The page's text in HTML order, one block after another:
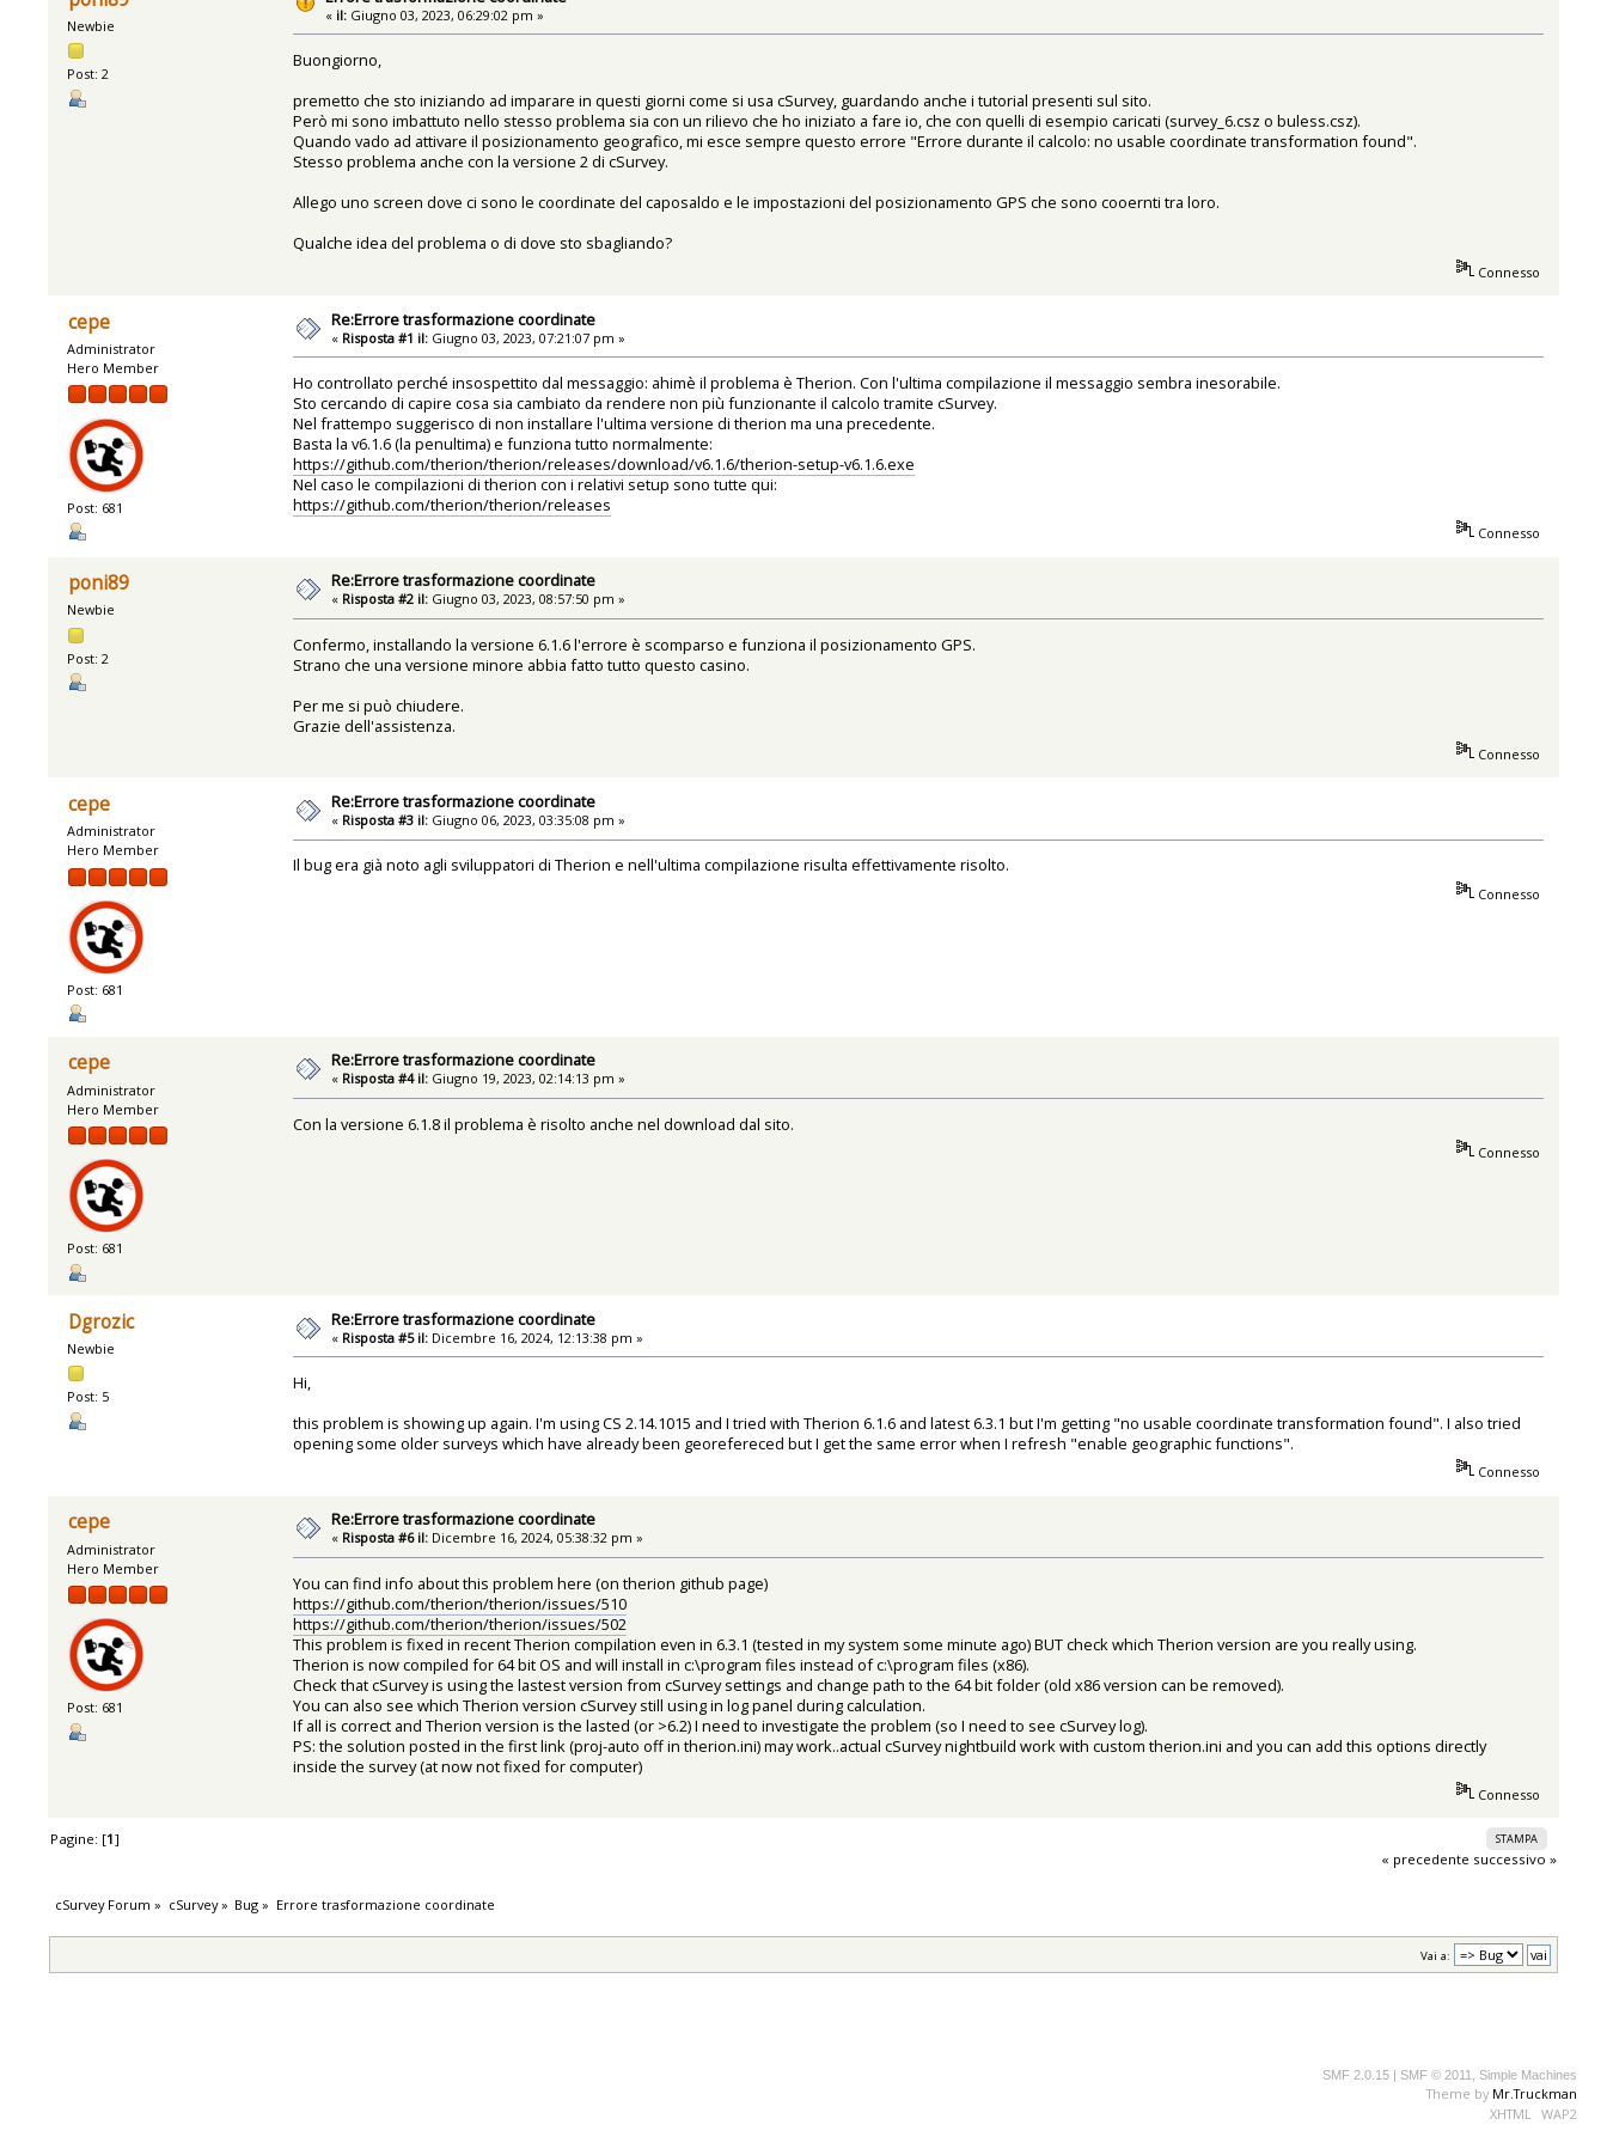
Newbie
Post: 2
« il: Giugno 03, 2023, 06:29:02 pm »
Buongiorno,
premetto che sto iniziando ad imparare in questi giorni come si usa cSurvey, guardando anche i tutorial presenti sul sito.
Però mi sono imbattuto nello stesso problema sia con un rilievo che ho iniziato a fare io, che con quelli di esempio caricati (survey_6.csz o buless.csz).
Quando vado ad attivare il posizionamento geografico, mi esce sempre questo errore "Errore durante il calcolo: no usable coordinate transformation found".
Stesso problema anche con la versione 2 di cSurvey.
Allego uno screen dove ci sono le coordinate del caposaldo e le impostazioni del posizionamento GPS che sono cooernti tra loro.
Qualche idea del problema o di dove sto sbagliando?
Connesso
cepe
Administrator
Hero Member
Post: 681
Re:Errore trasformazione coordinate
« Risposta #1 il: Giugno 03, 2023, 07:21:07 pm »
Ho controllato perché insospettito dal messaggio: ahimè il problema è Therion. Con l'ultima compilazione il messaggio sembra inesorabile.
Sto cercando di capire cosa sia cambiato da rendere non più funzionante il calcolo tramite cSurvey.
Nel frattempo suggerisco di non installare l'ultima versione di therion ma una precedente.
Basta la v6.1.6 (la penultima) e funziona tutto normalmente:
https://github.com/therion/therion/releases/download/v6.1.6/therion-setup-v6.1.6.exe
Nel caso le compilazioni di therion con i relativi setup sono tutte qui:
https://github.com/therion/therion/releases
Connesso
poni89
Newbie
Post: 2
Re:Errore trasformazione coordinate
« Risposta #2 il: Giugno 03, 2023, 08:57:50 pm »
Confermo, installando la versione 6.1.6 l'errore è scomparso e funziona il posizionamento GPS.
Strano che una versione minore abbia fatto tutto questo casino.
Per me si può chiudere.
Grazie dell'assistenza.
Connesso
cepe
Administrator
Hero Member
Post: 681
Re:Errore trasformazione coordinate
« Risposta #3 il: Giugno 06, 2023, 03:35:08 pm »
Il bug era già noto agli sviluppatori di Therion e nell'ultima compilazione risulta effettivamente risolto.
Connesso
cepe
Administrator
Hero Member
Post: 681
Re:Errore trasformazione coordinate
« Risposta #4 il: Giugno 19, 2023, 02:14:13 pm »
Con la versione 6.1.8 il problema è risolto anche nel download dal sito.
Connesso
Dgrozic
Newbie
Post: 5
Re:Errore trasformazione coordinate
« Risposta #5 il: Dicembre 16, 2024, 12:13:38 pm »
Hi,
this problem is showing up again. I'm using CS 2.14.1015 and I tried with Therion 6.1.6 and latest 6.3.1 but I'm getting "no usable coordinate transformation found". I also tried
opening some older surveys which have already been georefereced but I get the same error when I refresh "enable geographic functions".
Connesso
cepe
Administrator
Hero Member
Post: 681
Re:Errore trasformazione coordinate
« Risposta #6 il: Dicembre 16, 2024, 05:38:32 pm »
You can find info about this problem here (on therion github page)
https://github.com/therion/therion/issues/510
https://github.com/therion/therion/issues/502
This problem is fixed in recent Therion compilation even in 6.3.1 (tested in my system some minute ago) BUT check which Therion version are you really using.
Therion is now compiled for 64 bit OS and will install in c:\program files instead of c:\program files (x86).
Check that cSurvey is using the lastest version from cSurvey settings and change path to the 64 bit folder (old x86 version can be removed).
You can also see which Therion version cSurvey still using in log panel during calculation.
If all is correct and Therion version is the lasted (or >6.2) I need to investigate the problem (so I need to see cSurvey log).
PS: the solution posted in the first link (proj-auto off in therion.ini) may work..actual cSurvey nightbuild work with custom therion.ini and you can add this options directly
inside the survey (at now not fixed for computer)
Connesso
STAMPA
Pagine: [1]
« precedente successivo »
cSurvey Forum » cSurvey» Bug » Errore trasformazione coordinate
Vai a:
SMF 2.0.15 SMF © 2011 Simple Machines
Theme by Mr.Truckman
XHTML WAP2